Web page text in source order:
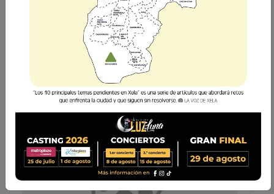
Cuatro concejales señalados en caso de
corrupción